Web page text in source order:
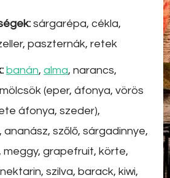
sárgarépa, cékla,
paszternák, retek
banán, alma, narancs,
(eper, áfonya, vörös
áfonya, szeder),
szőlő, sárgadinnye,
meggy, grapefruit, körte,
szilva, barack, kiwi,